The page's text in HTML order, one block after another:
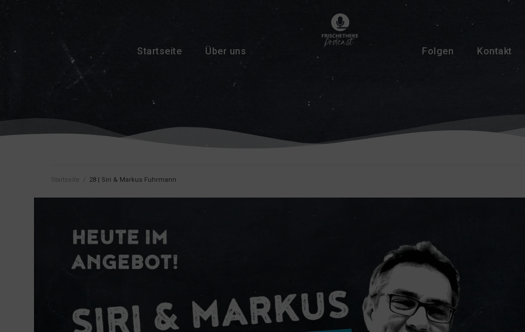
Startseite Über uns Folgen Kontakt
Startseite 28 | Siri & Markus Fuhrmann